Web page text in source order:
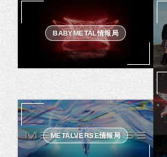
BABYMETAL情報局
METALVERSE情報局